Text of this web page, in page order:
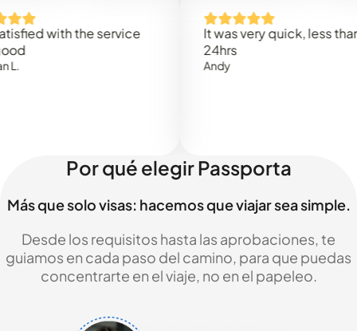
with the service
It was very quick, less than
Por qué elegir Passporta
Más que solo visas: hacemos que viajar sea simple.
Desde los requisitos hasta las aprobaciones, te
guiamos en cada paso del camino, para que puedas
concentrarte en el viaje, no en el papeleo.